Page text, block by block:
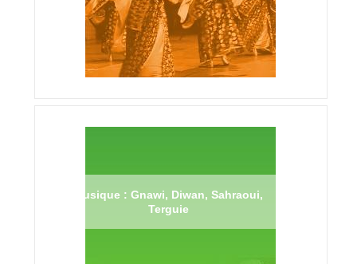
Musique : Gnawi, Diwan, Sahraoui,
Terguie